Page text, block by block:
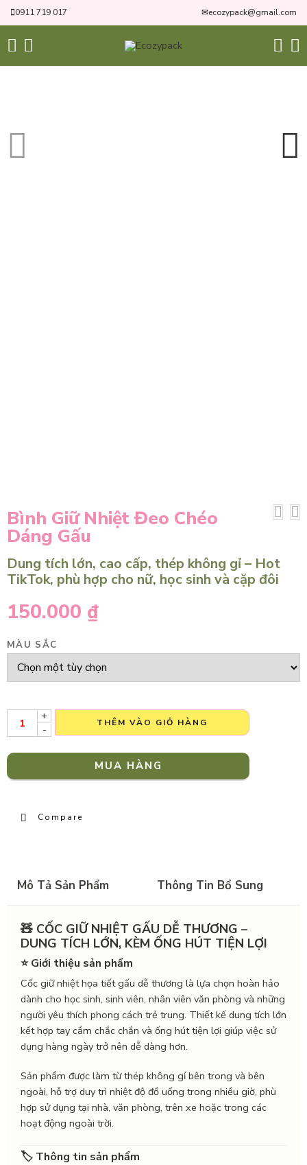
0911 719 017 ✉ecozypack@gmail.com
Bình Giữ Nhiệt Đeo Chéo
Dáng Gấu
Dung tích lớn, cao cấp, thép không gỉ – Hot
TikTok, phù hợp cho nữ, học sinh và cặp đôi
150.000 ₫
MÀU SẮC
+
-
THÊM VÀO GIỎ HÀNG
MUA HÀNG
Compare
Mô Tả Sản Phẩm Thông Tin Bổ Sung
🧸 CỐC GIỮ NHIỆT GẤU DỄ THƯƠNG –
DUNG TÍCH LỚN, KÈM ỐNG HÚT TIỆN LỢI
⭐ Giới thiệu sản phẩm
Cốc giữ nhiệt họa tiết gấu dễ thương là lựa chọn hoàn hảo
dành cho học sinh, sinh viên, nhân viên văn phòng và những
người yêu thích phong cách trẻ trung. Thiết kế dung tích lớn
kết hợp tay cầm chắc chắn và ống hút tiện lợi giúp việc sử
dụng hàng ngày trở nên dễ dàng hơn.
Sản phẩm được làm từ thép không gỉ bên trong và bên
ngoài, hỗ trợ duy trì nhiệt độ đồ uống trong nhiều giờ, phù
hợp sử dụng tại nhà, văn phòng, trên xe hoặc trong các
hoạt động ngoài trời.
🏷️ Thông tin sản phẩm